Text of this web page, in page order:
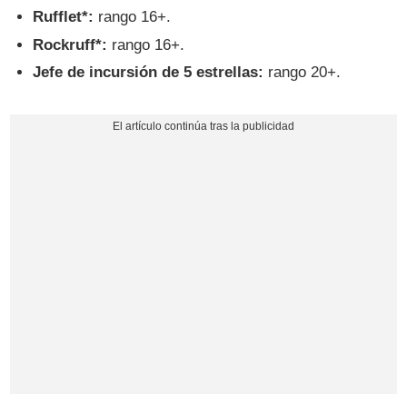
Rufflet*: rango 16+.
Rockruff*: rango 16+.
Jefe de incursión de 5 estrellas: rango 20+.